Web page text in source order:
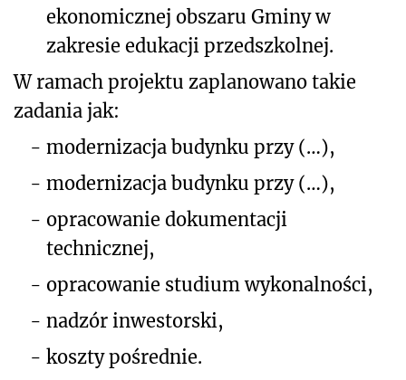
ekonomicznej obszaru Gminy w
zakresie edukacji przedszkolnej.
W ramach projektu zaplanowano takie
zadania jak:
- modernizacja budynku przy (…),
- modernizacja budynku przy (…),
- opracowanie dokumentacji
technicznej,
- opracowanie studium wykonalności,
- nadzór inwestorski,
- koszty pośrednie.